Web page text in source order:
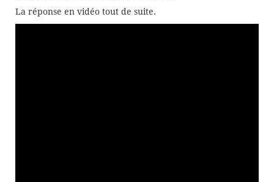
La réponse en vidéo tout de suite.